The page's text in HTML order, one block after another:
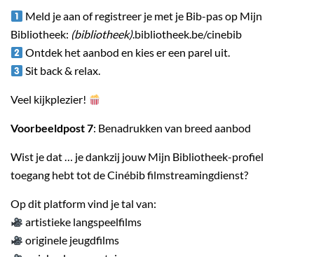
Meld je aan of registreer je met je Bib-pas op Mijn
Bibliotheek: (bibliotheek).bibliotheek.be/cinebib
Ontdek het aanbod en kies er een parel uit.
Sit back & relax.
Veel kijkplezier!
Voorbeeldpost 7: Benadrukken van breed aanbod
Wist je dat … je dankzij jouw Mijn Bibliotheek-profiel
toegang hebt tot de Cinébib filmstreamingdienst?
Op dit platform vind je tal van:
artistieke langspeelfilms
originele jeugdfilms